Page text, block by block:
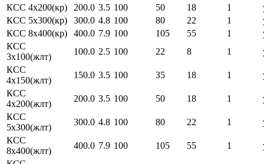
КСС 4х200(кр)
200.0 3.5 100 50 18 1
КСС 5х300(кр)
300.0 4.8 100 80 22 1
КСС 8х400(кр)
400.0 7.9 100 105 55 1
КСС
3х100(жлт)
100.0 2.5 100 22 8 1
КСС
4х150(жлт)
150.0 3.5 100 35 18 1
КСС
4х200(жлт)
200.0 3.5 100 50 18 1
КСС
5х300(жлт)
300.0 4.8 100 80 22 1
КСС
8х400(жлт)
400.0 7.9 100 105 55 1